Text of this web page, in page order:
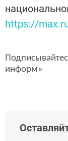
https://
информ»